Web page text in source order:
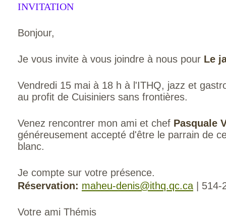
INVITATION
Bonjour,
Je vous invite à vous joindre à nous pour Le
Vendredi 15 mai à 18 h à l'ITHQ, jazz et
au profit de Cuisiniers sans frontières.
Venez rencontrer mon ami et chef Pasquale
généreusement accepté d'être le parrain de
blanc.
Je compte sur votre présence.
Réservation: maheu-denis@ithq.qc.ca | 514-
Votre ami Thémis